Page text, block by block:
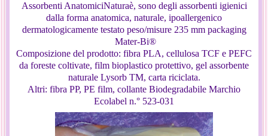
Assorbenti AnatomiciNaturaè, sono degli assorbenti igienici
dalla forma anatomica, naturale, ipoallergenico
dermatologicamente testato peso/misure 235 mm packaging
Mater-Bi®
Composizione del prodotto: fibra PLA, cellulosa TCF e PEFC
da foreste coltivate, film bioplastico protettivo, gel assorbente
naturale Lysorb TM, carta riciclata.
Altri: fibra PP, PE film, collante Biodegradabile Marchio
Ecolabel n.° 523-031